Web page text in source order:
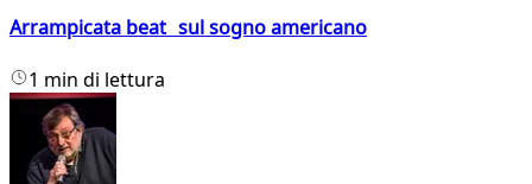
Arrampicata beat sul sogno americano
1 min di lettura